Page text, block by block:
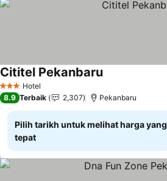
3 BintangHotel
Cititel Pekanbaru
8.9 Terbaik 2,307 Pekanbaru
Pilih tarikh untuk melihat harga yang
tepat